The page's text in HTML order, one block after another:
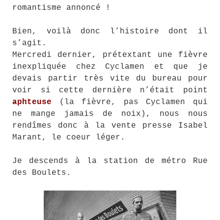
romantisme annoncé !
Bien, voilà donc l’histoire dont il
s’agit.
Mercredi dernier, prétextant une fièvre
inexpliquée chez Cyclamen et que je
devais partir très vite du bureau pour
voir si cette dernière n’était point
aphteuse (la fièvre, pas Cyclamen qui
ne mange jamais de noix), nous nous
rendîmes donc à la vente presse Isabel
Marant, le coeur léger.
Je descends à la station de métro Rue
des Boulets.